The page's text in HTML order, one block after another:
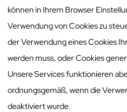
können in Ihrem Browser
Verwendung von Cookies zu
der Verwendung eines Cookies
werden muss, oder Cookies
Unsere Services funktionieren
ordnungsgemäß, wenn die
deaktiviert wurde.